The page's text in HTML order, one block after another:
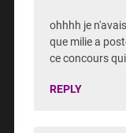
ohhhh je
que milie a
ce concours
REPLY